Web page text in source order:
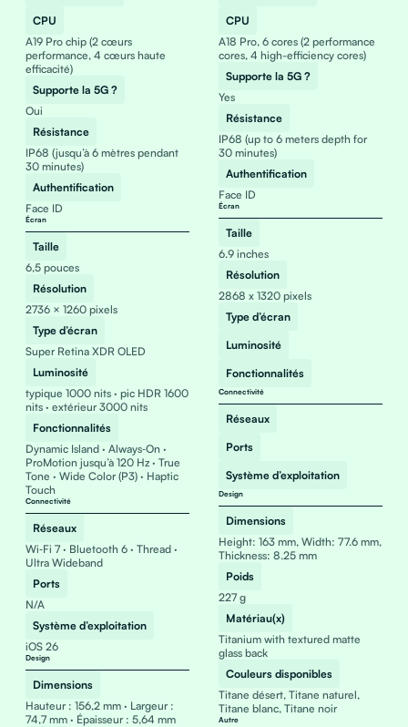
CPU
A19 Pro chip (2 cœurs
performance, 4 cœurs haute
efficacité)
Supporte la 5G ?
Oui
Résistance
IP68 (jusqu’à 6 mètres pendant
30 minutes)
Authentification
Face ID
Écran
Taille
6,5 pouces
Résolution
2736 × 1260 pixels
Type d’écran
Super Retina XDR OLED
Luminosité
typique 1000 nits · pic HDR 1600
nits · extérieur 3000 nits
Fonctionnalités
Dynamic Island · Always‑On ·
ProMotion jusqu’à 120 Hz · True
Tone · Wide Color (P3) · Haptic
Touch
Connectivité
Réseaux
Wi‑Fi 7 · Bluetooth 6 · Thread ·
Ultra Wideband
Ports
N/A
Système d’exploitation
iOS 26
Design
Dimensions
Hauteur : 156,2 mm · Largeur :
74,7 mm · Épaisseur : 5,64 mm
CPU
A18 Pro, 6 cores (2 performance
cores, 4 high-efficiency cores)
Supporte la 5G ?
Yes
Résistance
IP68 (up to 6 meters depth for
30 minutes)
Authentification
Face ID
Écran
Taille
6.9 inches
Résolution
2868 x 1320 pixels
Type d’écran
Luminosité
Fonctionnalités
Connectivité
Réseaux
Ports
Système d’exploitation
Design
Dimensions
Height: 163 mm, Width: 77.6 mm,
Thickness: 8.25 mm
Poids
227 g
Matériau(x)
Titanium with textured matte
glass back
Couleurs disponibles
Titane désert, Titane naturel,
Titane blanc, Titane noir
Autre